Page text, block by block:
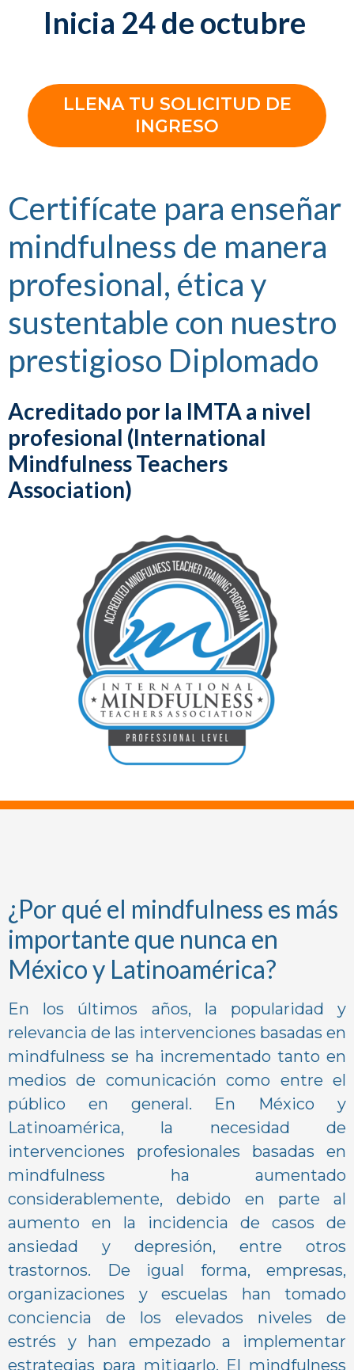
Inicia 24 de octubre
LLENA TU SOLICITUD DE
INGRESO
Certifícate para enseñar
mindfulness de manera
profesional, ética y
sustentable con nuestro
prestigioso Diplomado
Acreditado por la IMTA a nivel
profesional (International
Mindfulness Teachers
Association)
¿Por qué el mindfulness es más
importante que nunca en
México y Latinoamérica?
En los últimos años, la popularidad y
relevancia de las intervenciones basadas en
mindfulness se ha incrementado tanto en
medios de comunicación como entre el
público en general. En México y
Latinoamérica, la necesidad de
intervenciones profesionales basadas en
mindfulness ha aumentado
considerablemente, debido en parte al
aumento en la incidencia de casos de
ansiedad y depresión, entre otros
trastornos. De igual forma, empresas,
organizaciones y escuelas han tomado
conciencia de los elevados niveles de
estrés y han empezado a implementar
estrategias para mitigarlo. El mindfulness